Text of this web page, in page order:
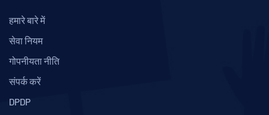
हमारे बारे में
सेवा नियम
गोपनीयता नीति
संपर्क करें
DPDP